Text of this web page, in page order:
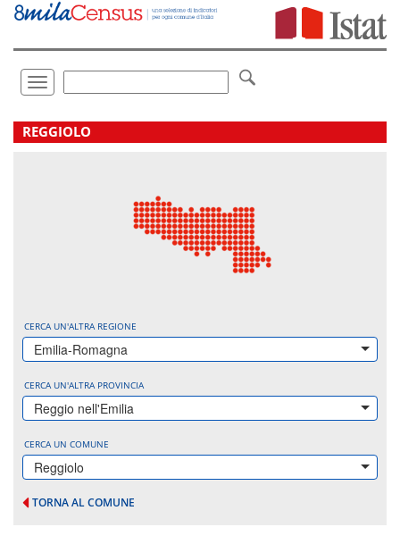
Vai
direttamente
Toggle
navigation
.
REGGIOLO
CERCA UN'ALTRA REGIONE
Emilia-Romagna
CERCA UN'ALTRA PROVINCIA
Reggio nell'Emilia
CERCA UN COMUNE
Reggiolo
TORNA AL COMUNE